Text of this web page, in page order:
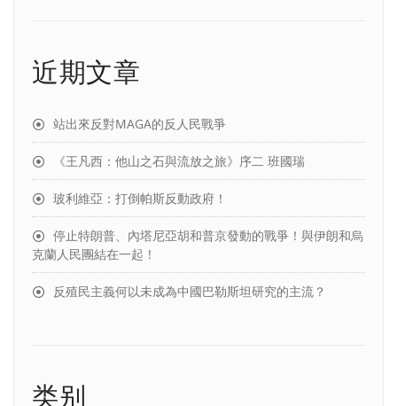
近期文章
站出來反對MAGA的反人民戰爭
《王凡西：他山之石與流放之旅》序二 班國瑞
玻利維亞：打倒帕斯反動政府！
停止特朗普、內塔尼亞胡和普京發動的戰爭！與伊朗和烏
克蘭人民團結在一起！
反殖民主義何以未成為中國巴勒斯坦研究的主流？
类别